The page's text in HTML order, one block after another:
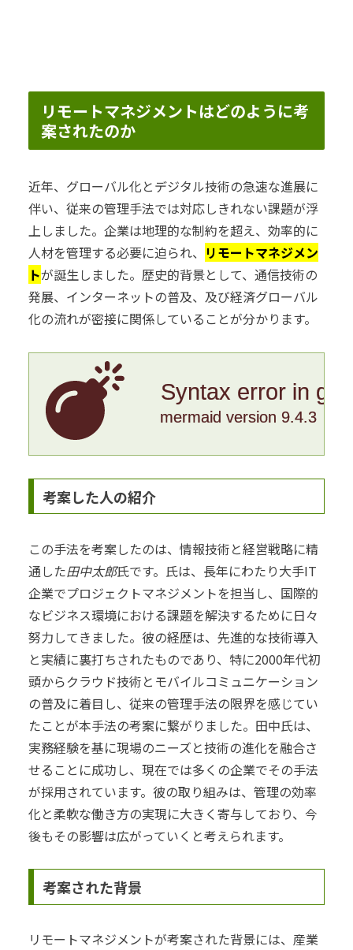
リモートマネジメントはどのように考
案されたのか
近年、グローバル化とデジタル技術の急速な進展に
伴い、従来の管理手法では対応しきれない課題が浮
上しました。企業は地理的な制約を超え、効率的に
人材を管理する必要に迫られ、 リモートマネジメン
トが誕生しました。歴史的背景として、通信技術の
発展、インターネットの普及、及び経済グローバル
化の流れが密接に関係していることが分かります。
Syntax error in
mermaid version 9.4.3
考案した人の紹介
この手法を考案したのは、情報技術と経営戦略に精
通した田中太郎氏です。氏は、長年にわたり大手IT
企業でプロジェクトマネジメントを担当し、国際的
なビジネス環境における課題を解決するために日々
努力してきました。彼の経歴は、先進的な技術導入
と実績に裏打ちされたものであり、特に2000年代初
頭からクラウド技術とモバイルコミュニケーション
の普及に着目し、従来の管理手法の限界を感じてい
たことが本手法の考案に繋がりました。田中氏は、
実務経験を基に現場のニーズと技術の進化を融合さ
せることに成功し、現在では多くの企業でその手法
が採用されています。彼の取り組みは、管理の効率
化と柔軟な働き方の実現に大きく寄与しており、今
後もその影響は広がっていくと考えられます。
考案された背景
リモートマネジメントが考案された背景には、産業